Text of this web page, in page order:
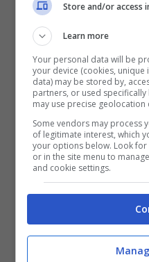
c’è nulla di vero.
seconda volta che
simile errore, infatti
venne
scomparsa diClint
POTREBBE
Camogli scoperta
del galeone ritrovato
Store and/or access
Learn more
Your personal data will be
your device (cookies,
data) may be stored by,
partners, or used
may use precise geolocation
Some vendors may process
of legitimate interest, which
your options below. Look
or in the site menu to
and cookie settings.